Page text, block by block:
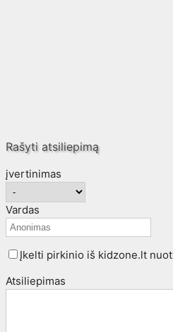
Rašyti atsiliepimą
įvertinimas
Vardas
Įkelti pirkinio iš kidzone.lt
Atsiliepimas